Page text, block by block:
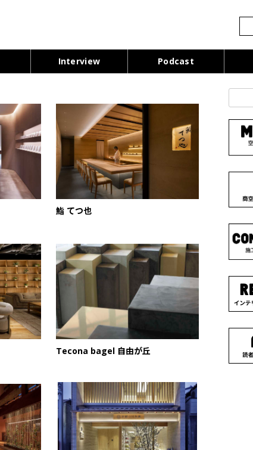
索:
Interview Podcast
鮨 てつ也
Tecona bagel 自由が丘
索: